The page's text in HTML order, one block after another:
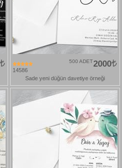
14586
2000
500 ADET
Sade yeni düğün davetiye örneği